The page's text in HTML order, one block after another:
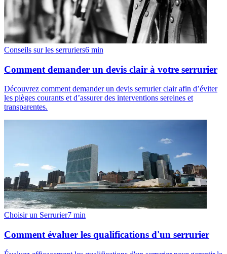
Conseils sur les serruriers6 min
Comment demander un devis clair à votre serrurier
Découvrez comment demander un devis serrurier clair afin d’éviter
les pièges courants et d’assurer des interventions sereines et
transparentes.
Choisir un Serrurier7 min
Comment évaluer les qualifications d'un serrurier